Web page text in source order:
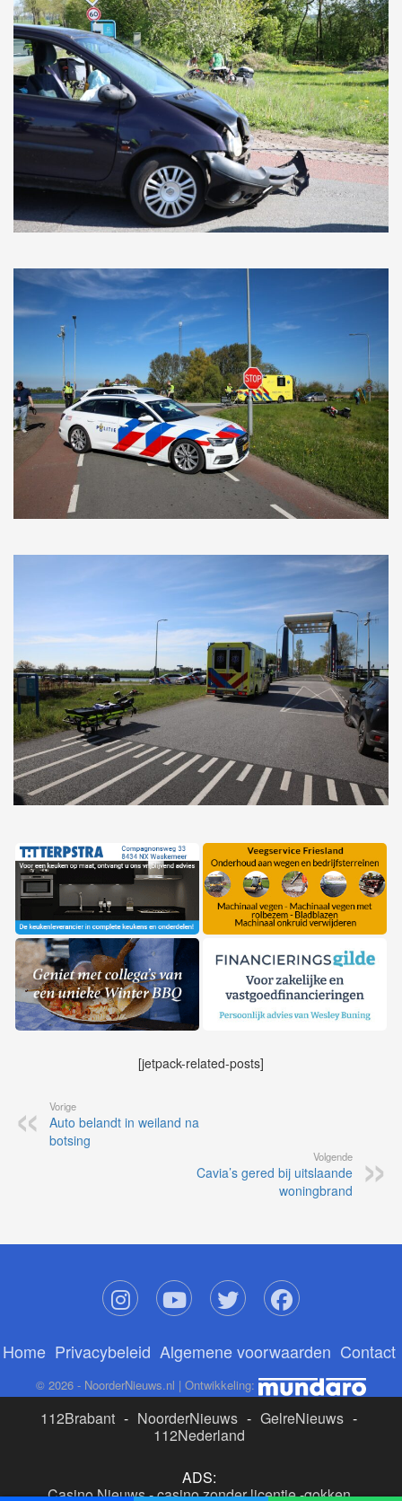
[jetpack-related-posts]
Vorige
Auto belandt in weiland na
botsing
Volgende
Cavia’s gered bij uitslaande
woningbrand
Home Privacybeleid Algemene voorwaarden Contact
© 2026 - NoorderNieuws.nl | Ontwikkeling:
112Brabant - NoorderNieuws - GelreNieuws -
112Nederland
ADS:
Casino Nieuws-casino zonder licentie-gokken